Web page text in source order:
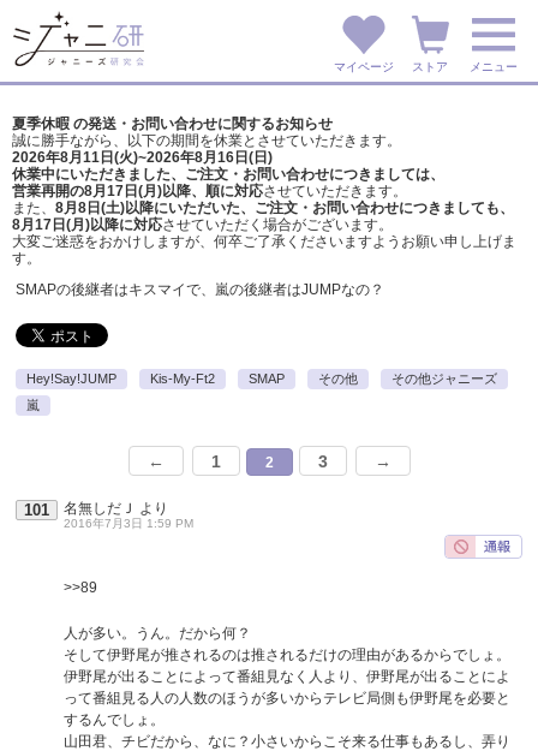
マイページ ストア メニュー
夏季休暇 の発送・お問い合わせに関するお知らせ
誠に勝手ながら、以下の期間を休業とさせていただきます。
2026年8月11日(火)~2026年8月16日(日)
休業中にいただきました、ご注文・お問い合わせにつきましては、
営業再開の8月17日(月)以降、順に対応させていただきます。
また、 8月8日(土)以降にいただいた、ご注文・ お問い合わせにつきましても、
8月17日(月)以降に対応させていただく場合がございます。
大変ご迷惑をおかけしますが、 何卒ご了承くださいますようお願い申し上げま
す。
SMAPの後継者はキスマイで、嵐の後継者はJUMPなの？
Hey!Say!JUMP Kis-My-Ft2 SMAP その他
その他ジャニーズ
嵐
← 1 2 3 →
101 名無しだＪ より
2016年7月3日 1:59 PM
>>89
人が多い。うん。だから何？
そして伊野尾が推されるのは推されるだけの理由があるからでしょ。
伊野尾が出ることによって番組見なく人より、伊野尾が出ることによ
って番組見る人の人数のほうが多いからテレビ局側も伊野尾を必要と
するんでしょ。
山田君、チビだから、なに？小さいからこそ来る仕事もあるし、弄り